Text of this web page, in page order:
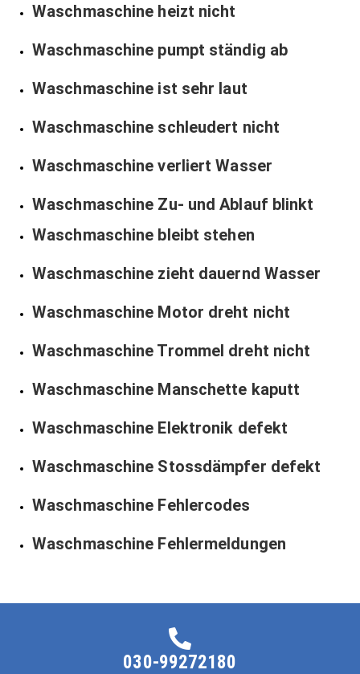
Waschmaschine heizt nicht
Waschmaschine pumpt ständig ab
Waschmaschine ist sehr laut
Waschmaschine schleudert nicht
Waschmaschine verliert Wasser
Waschmaschine Zu- und Ablauf blinkt
Waschmaschine bleibt stehen
Waschmaschine zieht dauernd Wasser
Waschmaschine Motor dreht nicht
Waschmaschine Trommel dreht nicht
Waschmaschine Manschette kaputt
Waschmaschine Elektronik defekt
Waschmaschine Stossdämpfer defekt
Waschmaschine Fehlercodes
Waschmaschine Fehlermeldungen
030-99272180